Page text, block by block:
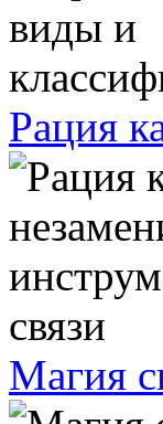
Рация
Магия